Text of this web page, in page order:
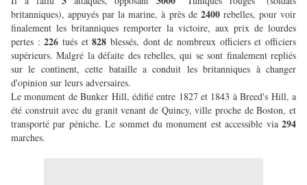
britanniques), appuyés par la marine, à près de 2400rebelles, pour voir
finalement les britanniques remporter la victoire, aux prix de lourdes
pertes :226 tués et828 blessés, dont de nombreux officiers et officiers
supérieurs. Malgré la défaite des rebelles, qui se sont finalement repliés
sur le continent, cette bataille a conduit les britanniques à changer
d'opinion sur leurs adversaires.
Le monument de Bunker Hill, édifié entre 1827 et 1843 à Breed's Hill, a
été construit avec du granit venant de Quincy, ville proche de Boston, et
transporté par péniche. Le sommet du monument est accessible via 294
marches.